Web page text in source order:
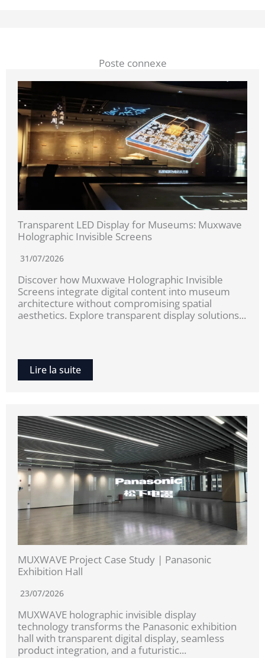
Poste connexe
Transparent LED Display for Museums: Muxwave
Holographic Invisible Screens
31/07/2026
Discover how Muxwave Holographic Invisible
Screens integrate digital content into museum
architecture without compromising spatial
aesthetics. Explore transparent display solutions...
Lire la suite
MUXWAVE Project Case Study | Panasonic
Exhibition Hall
23/07/2026
MUXWAVE holographic invisible display
technology transforms the Panasonic exhibition
hall with transparent digital display, seamless
product integration, and a futuristic...